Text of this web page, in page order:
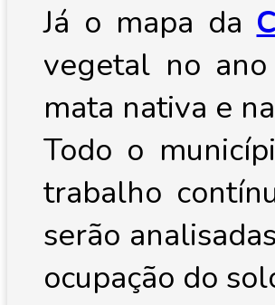
Já o mapa da
vegetal no
mata nativa e
Todo o
trabalho
serão
ocupação do